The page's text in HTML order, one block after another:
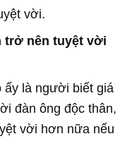
vời.
trở nên tuyệt vời
ấy là người biết giá
đàn ông độc thân,
vời hơn nữa nếu